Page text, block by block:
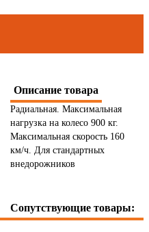
Описание товара
Радиальная. Максимальная
нагрузка на колесо 900 кг.
Максимальная скорость 160
км/ч. Для стандартных
внедорожников
Сопутствующие товары: